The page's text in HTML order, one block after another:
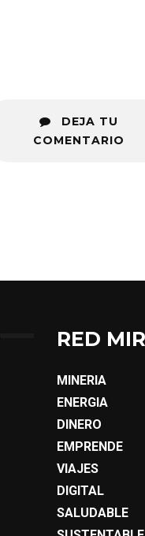
DEJA TU
COMENTARIO
RED
MINERIA
ENERGIA
DINERO
EMPRENDE
VIAJES
DIGITAL
SALUDABLE